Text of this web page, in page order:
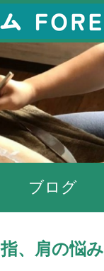
ブログ
指、肩の悩み